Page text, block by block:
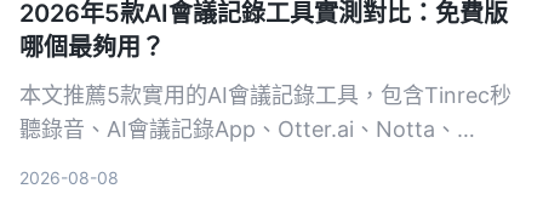
2026年5款AI會議記錄工具實測對比：免費版
哪個最夠用？
本文推薦5款實用的AI會議記錄工具，包含Tinrec秒
聽錄音、AI會議記錄App、Otter.ai、Notta、
2026-08-08